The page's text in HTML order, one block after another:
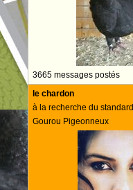
3665 messages postés
le chardon
à la recherche du standard
Gourou Pigeonneux